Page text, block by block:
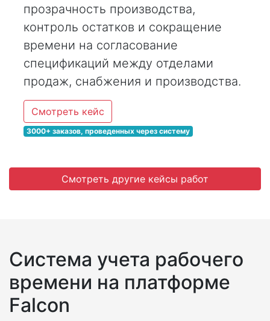
прозрачность производства,
контроль остатков и сокращение
времени на согласование
спецификаций между отделами
продаж, снабжения и производства.
Смотреть кейс
3000+ заказов, проведенных через систему
Смотреть другие кейсы работ
Система учета рабочего
времени на платформе
Falcon